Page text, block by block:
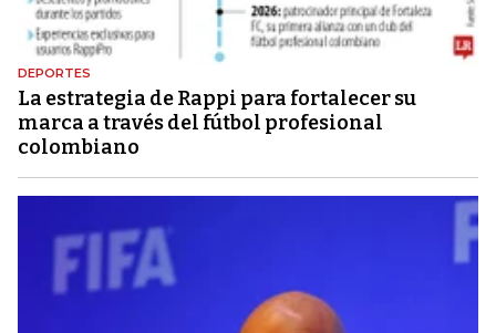
DEPORTES
La estrategia de Rappi para fortalecer su
marca a través del fútbol profesional
colombiano